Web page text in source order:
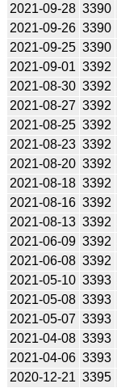
2021-09-28 3390
2021-09-26 3390
2021-09-25 3390
2021-09-01 3392
2021-08-30 3392
2021-08-27 3392
2021-08-25 3392
2021-08-23 3392
2021-08-20 3392
2021-08-18 3392
2021-08-16 3392
2021-08-13 3392
2021-06-09 3392
2021-06-08 3392
2021-05-10 3393
2021-05-08 3393
2021-05-07 3393
2021-04-08 3393
2021-04-06 3393
2020-12-21 3395